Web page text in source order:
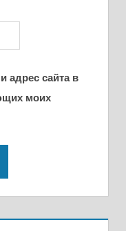
адрес сайта в
моих